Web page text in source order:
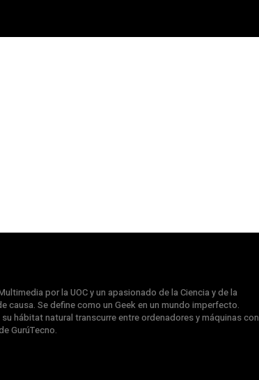
por la UOC y un apasionado de la Ciencia y de la
Se define como un Geek en un mundo imperfecto.
hábitat natural transcurre entre ordenadores y máquinas con
GurúTecno.